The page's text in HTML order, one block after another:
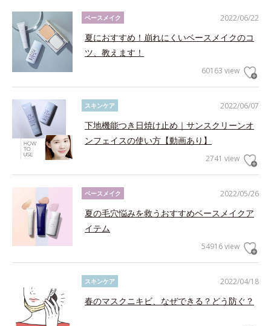
2022/06/22
ベースメイク
夏におすすめ！崩れにくいベースメイクのコ
ツ、教えます！
60163 view
2022/06/07
スキンケア
下地機能つき日焼け止め｜サンスクリーンオ
ンフェイスの使い方【動画あり】
2741 view
2022/05/26
ベースメイク
夏の毛穴悩みを救うおすすめベースメイクア
イテム
54916 view
2022/04/18
スキンケア
春のマスクニキビ、なぜできる？どう防ぐ？